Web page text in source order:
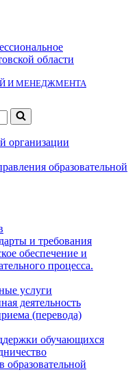
области
И МЕНЕДЖМЕНТА
организации
образовательной
и требования
обеспечение и
процесса.
услуги
деятельность
(перевода)
обучающихся
образовательной